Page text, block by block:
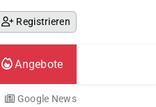
Registrieren
Angebote
Google News